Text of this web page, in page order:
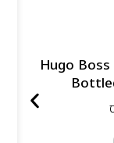
הוגו בוס בוטלד ביונד לאישה אדפ – Hugo Boss